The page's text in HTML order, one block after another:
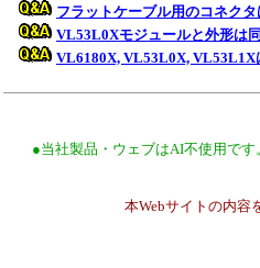
フラットケーブル用のコネク
VL53L0Xモジュールと外形は
VL6180X, VL53L0X, VL53L1X
●当社製品・ウェブはAI不使用で
本Webサイトの内容